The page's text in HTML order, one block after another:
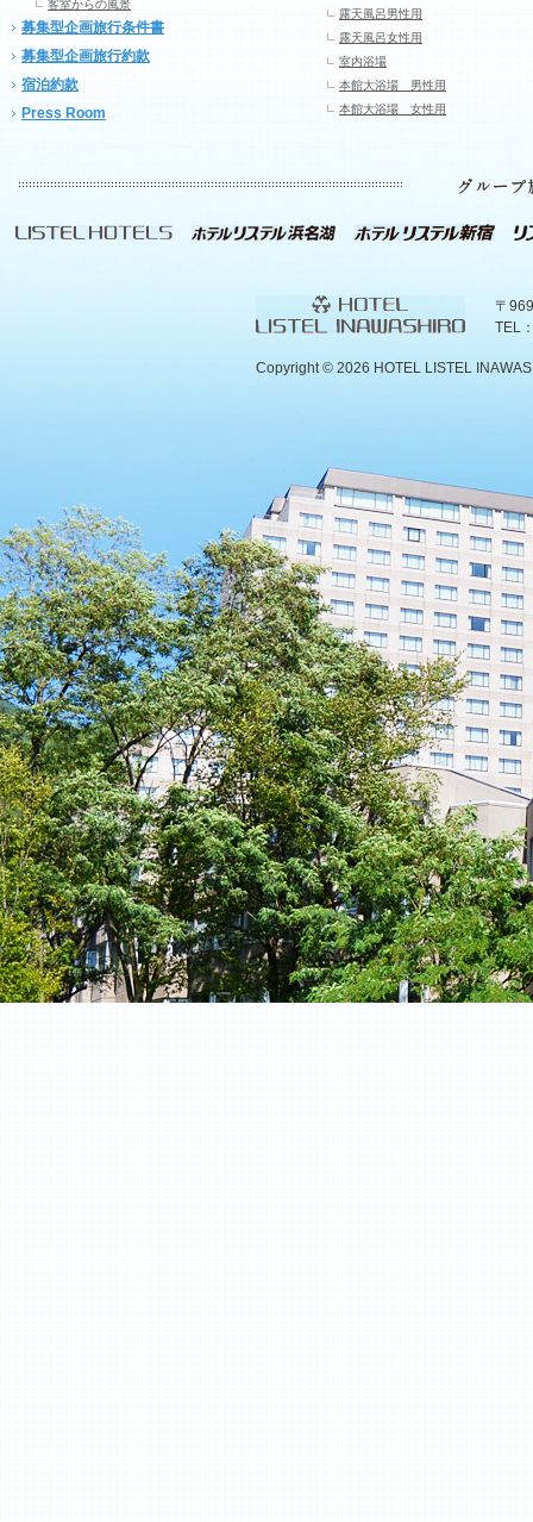
客室からの風景
募集型企画旅行条件書
募集型企画旅行約款
宿泊約款
Press Room
露天風呂男性用
露天風呂女性用
室内浴場
本館大浴場 男性用
本館大浴場 女性用
〒
TEL
Copyright © 2026 HOTEL LISTEL